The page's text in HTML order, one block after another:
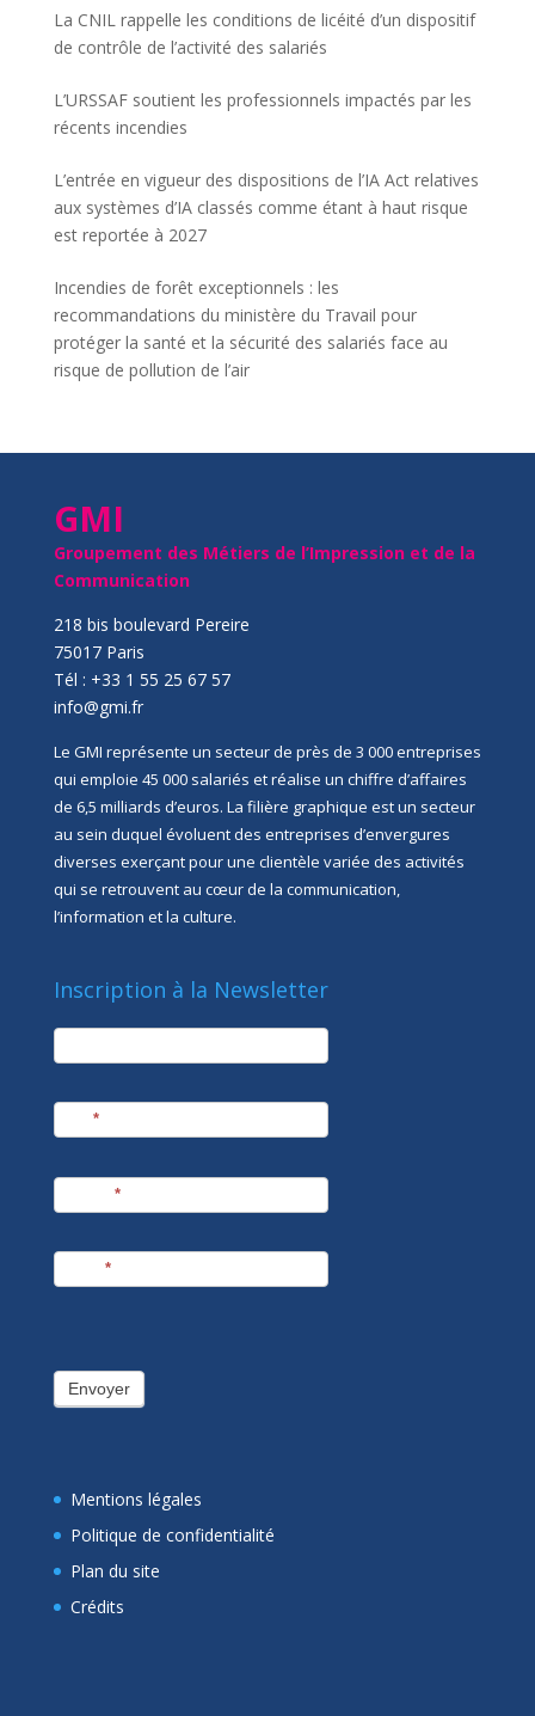
La CNIL rappelle les conditions de licéité d’un dispositif
de contrôle de l’activité des salariés
L’URSSAF soutient les professionnels impactés par les
récents incendies
L’entrée en vigueur des dispositions de l’IA Act relatives
aux systèmes d’IA classés comme étant à haut risque
est reportée à 2027
Incendies de forêt exceptionnels : les
recommandations du ministère du Travail pour
protéger la santé et la sécurité des salariés face au
risque de pollution de l’air
GMI
Groupement des Métiers de l’Impression et de la
Communication
218 bis boulevard Pereire
75017 Paris
Tél : +33 1 55 25 67 57
info@gmi.fr
Le GMI représente un secteur de près de 3 000 entreprises
qui emploie 45 000 salariés et réalise un chiffre d’affaires
de 6,5 milliards d’euros. La filière graphique est un secteur
au sein duquel évoluent des entreprises d’envergures
diverses exerçant pour une clientèle variée des activités
qui se retrouvent au cœur de la communication,
l’information et la culture.
Inscription à la Newsletter
newsletter
*
*
*
Envoyer
Mentions légales
Politique de confidentialité
Plan du site
Crédits